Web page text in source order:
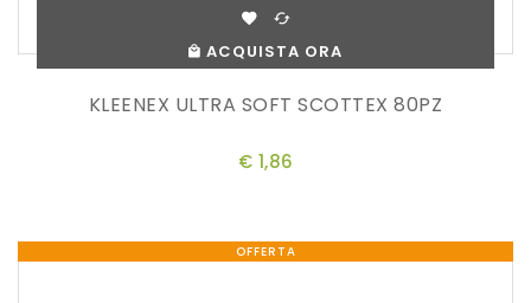
ACQUISTA ORA
KLEENEX ULTRA SOFT SCOTTEX 80PZ
€ 1,86
OFFERTA